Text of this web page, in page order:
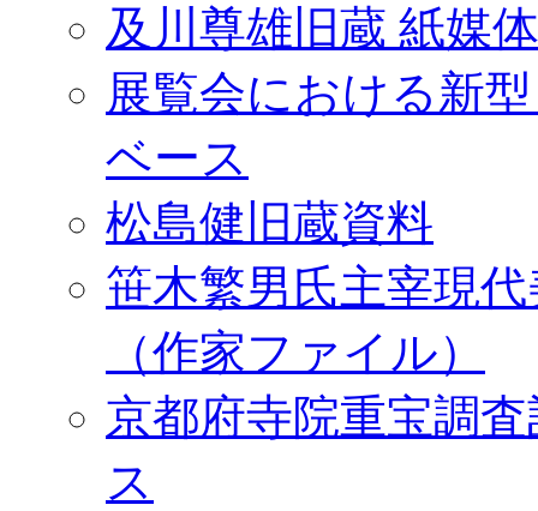
及川尊雄旧蔵 紙媒
展覧会における新
ベース
松島健旧蔵資料
笹木繁男氏主宰現
（作家ファイル）
京都府寺院重宝調
ス